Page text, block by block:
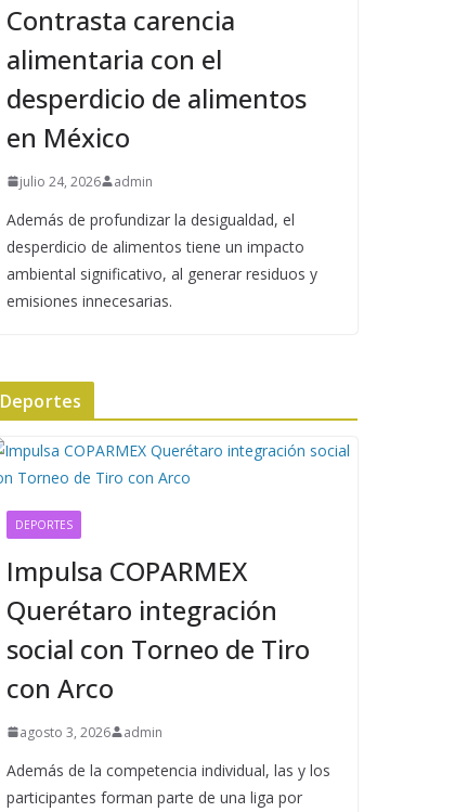
Contrasta carencia
alimentaria con el
desperdicio de alimentos
en México
julio 24, 2026 admin
Además de profundizar la desigualdad, el
desperdicio de alimentos tiene un impacto
ambiental significativo, al generar residuos y
emisiones innecesarias.
Deportes
DEPORTES
Impulsa COPARMEX
Querétaro integración
social con Torneo de Tiro
con Arco
agosto 3, 2026 admin
Además de la competencia individual, las y los
participantes forman parte de una liga por